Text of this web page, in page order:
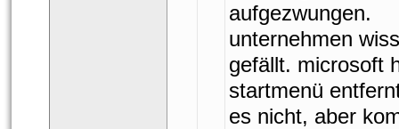
aufgezwungen.
unternehmen
gefällt. microsoft
tartmenü
es nicht, aber